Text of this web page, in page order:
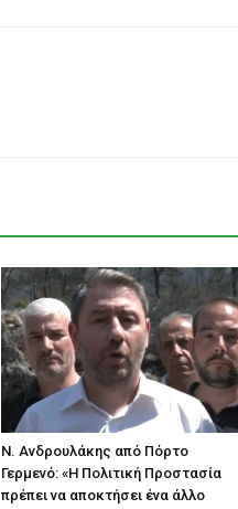
N. Ανδρουλάκης από Πόρτο
Γερμενό: «Η Πολιτική Προστασία
πρέπει να αποκτήσει ένα άλλο